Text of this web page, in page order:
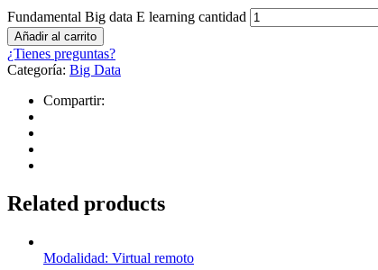
Fundamental Big data E learning cantidad
Añadir al carrito
¿Tienes preguntas?
Categoría: Big Data
Compartir:
Related products
Modalidad: Virtual remoto